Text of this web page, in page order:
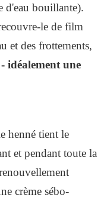
d'eau bouillante).
le de film
et des frottements,
idéalement une
henné tient le
et pendant toute la
crème sébo-